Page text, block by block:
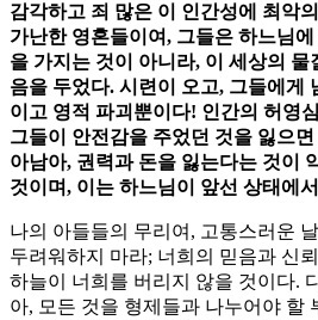
감각하고 죄 많은 이 인간성에 최악
가난한 영혼들이여, 그들은 하느님
을 가지는 것이 아니라, 이 세상의 물
음을 두었다. 시련이 오고, 그들에게
이고 영적 파괴뿐이다! 인간의 허영
그들이 안전감을 주었던 것을 잃으
아남아, 권력과 돈을 잃는다는 것이
것이며, 이는 하느님이 앞선 상태에
나의 아들들의 무리여, 고통스러운
두려워하지 마라; 너희의 믿음과 신
하늘이 너희를 버리지 않을 것이다.
아, 모든 것을 형제들과 나누어야 할